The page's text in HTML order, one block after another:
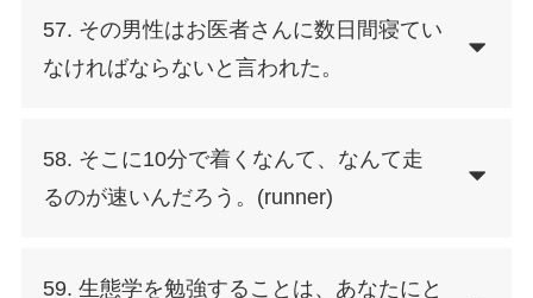
57. その男性はお医者さんに数日間寝てい
なければならないと言われた。
58. そこに10分で着くなんて、なんて走
るのが速いんだろう。(runner)
59. 生態学を勉強することは、あなたにと